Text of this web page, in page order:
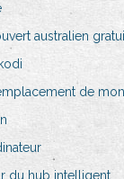
australien
de
du hub intelligent